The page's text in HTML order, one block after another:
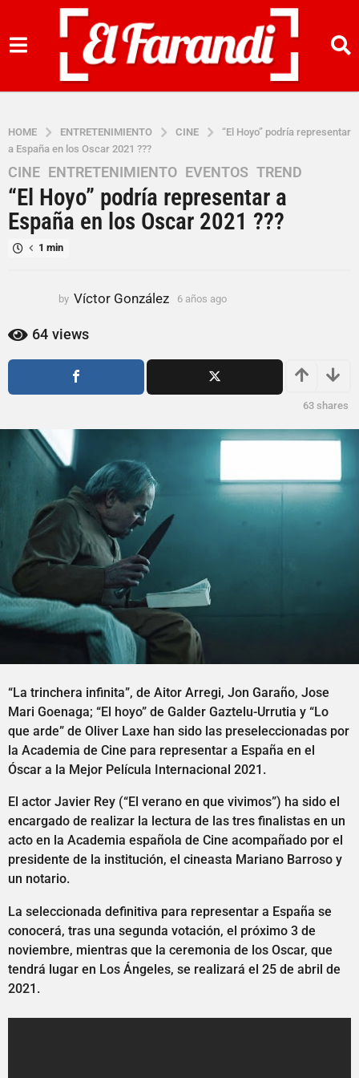
HOME ENTRETENIMIENTO CINE
“El Hoyo” podría representar
a España en los Oscar 2021 ???
6
a
ñ
o
s
6
ñ
o
CINE ,ENTRETENIMIENTO ,EVENTOS ,TREND
“El Hoyo” podría representar a
España en los Oscar 2021 ???
1 min
by Víctor González 6 años ago
s
64 views
63 shares
“La trinchera infinita”, de Aitor Arregi, Jon Garaño, Jose
Mari Goenaga; “El hoyo” de Galder Gaztelu-Urrutia y “Lo
que arde” de Oliver Laxe han sido las preseleccionadas por
la Academia de Cine para representar a España en el
Óscar a la Mejor Película Internacional 2021.
El actor Javier Rey (“El verano en que vivimos”) ha sido el
encargado de realizar la lectura de las tres finalistas en un
acto en la Academia española de Cine acompañado por el
presidente de la institución, el cineasta Mariano Barroso y
un notario.
La seleccionada definitiva para representar a España se
conocerá, tras una segunda votación, el próximo 3 de
noviembre, mientras que la ceremonia de los Oscar, que
tendrá lugar en Los Ángeles, se realizará el 25 de abril de
2021.